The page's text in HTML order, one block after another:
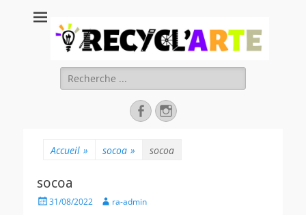
Recycl'Arte, faire
soi-même et
réduire les
déchets
Rechercher :
FacebookInstagram
Accueil » socoa » socoa
socoa
Posted31/08/2022 Authorra-admin